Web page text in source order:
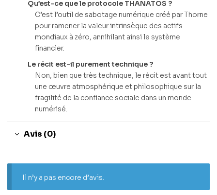
Qu’est-ce que le protocole THANATOS ?
C’est l’outil de sabotage numérique créé par Thorne
pour ramener la valeur intrinsèque des actifs
mondiaux à zéro, annihilant ainsi le système
financier.
Le récit est-il purement technique ?
Non, bien que très technique, le récit est avant tout
une œuvre atmosphérique et philosophique sur la
fragilité de la confiance sociale dans un monde
numérisé.
Avis (0)
Il n’y a pas encore d’avis.